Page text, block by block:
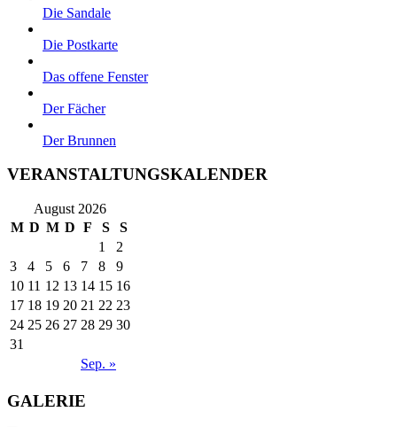
Die Sandale
Die Postkarte
Das offene Fenster
Der Fächer
Der Brunnen
VERANSTALTUNGSKALENDER
August 2026
M D M D F S S
Sep. »
1
2
3
4 5 6 7 8
9
10 11 12 13 14 15 16
17 18 19 20 21 22 23
24 25 26 27 28 29 30
31
GALERIE